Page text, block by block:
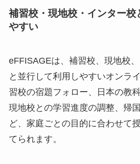
補習校・現地校・インター校
やすい
eFFISAGEは、補習校、現地校
と並行して利用しやすいオンラ
習校の宿題フォロー、日本の教
現地校との学習進度の調整、帰
ど、家庭ごとの目的に合わせて
てられます。